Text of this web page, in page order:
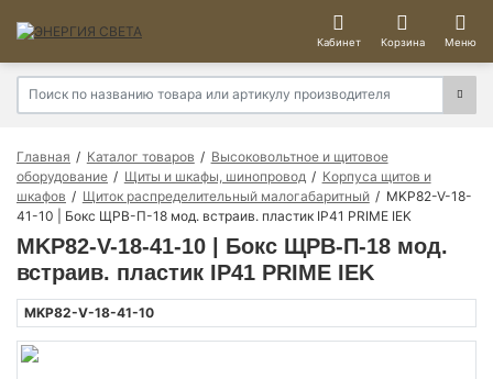
Кабинет Корзина Меню
Главная Каталог товаров
Высоковольтное и щитовое
оборудование
Щиты и шкафы, шинопровод
Корпуса щитов и
шкафов
Щиток распределительный малогабаритный
MKP82-V-18-
41-10 | Бокс ЩРВ-П-18 мод. встраив. пластик IP41 PRIME IEK
MKP82-V-18-41-10 | Бокс ЩРВ-П-18 мод.
встраив. пластик IP41 PRIME IEK
MKP82-V-18-41-10